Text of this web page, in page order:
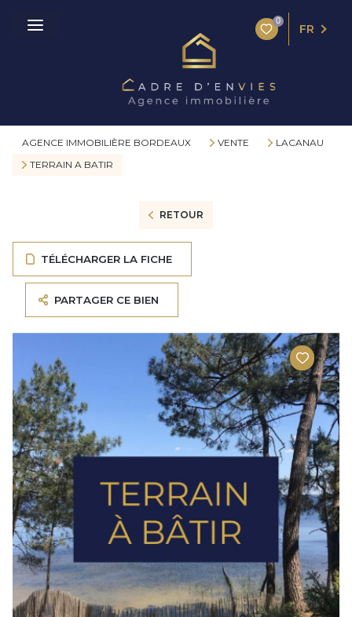
0
FR
AGENCE IMMOBILIÈRE BORDEAUX VENTE
LACANAU
TERRAIN A BATIR
RETOUR
TÉLÉCHARGER LA FICHE
PARTAGER CE BIEN